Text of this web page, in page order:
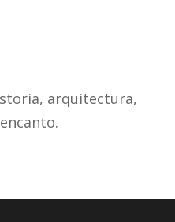
arquitectura,